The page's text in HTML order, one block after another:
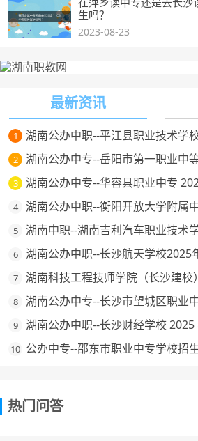
生吗？
2023-08-23
最新资讯
1
2
3 湖南公办中专--华容县职业中专
4
5
6 湖南公办中职--长沙航天学校2025
7
8
9 湖南公办中职--长沙财经学校
10
热门问答